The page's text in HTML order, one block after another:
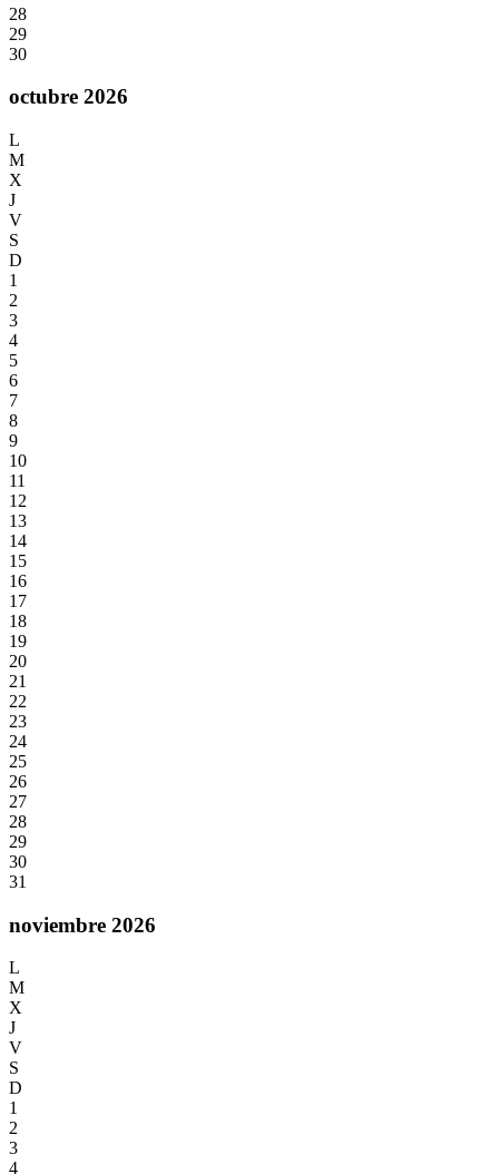
28
29
30
octubre 2026
L
M
X
J
V
S
D
1
2
3
4
5
6
7
8
9
10
11
12
13
14
15
16
17
18
19
20
21
22
23
24
25
26
27
28
29
30
31
noviembre 2026
L
M
X
J
V
S
D
1
2
3
4